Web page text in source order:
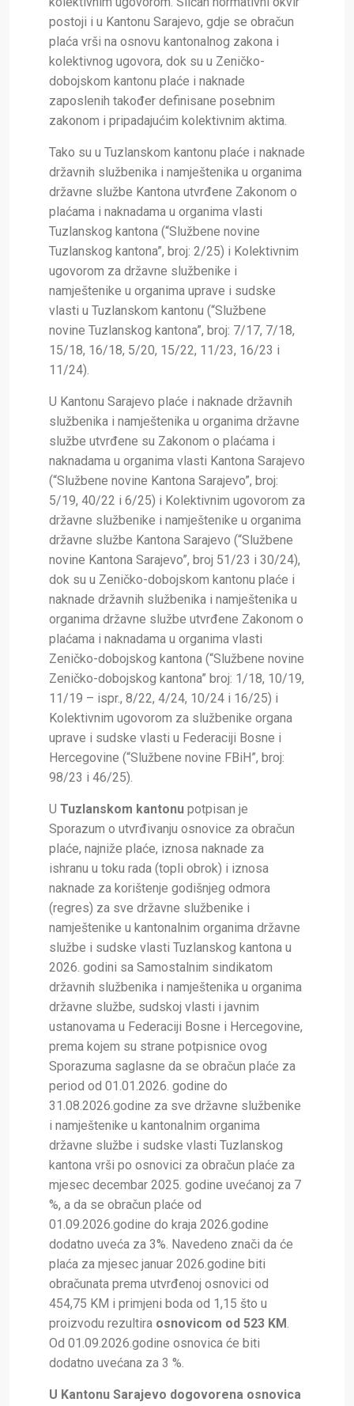
postoji i u Kantonu Sarajevo, gdje se obračun
plaća vrši na osnovu kantonalnog zakona i
kolektivnog ugovora, dok su u Zeničko-
dobojskom kantonu plaće i naknade
zaposlenih također definisane posebnim
zakonom i pripadajućim kolektivnim aktima.
Tako su u Tuzlanskom kantonu plaće i naknade
državnih službenika i namještenika u organima
državne službe Kantona utvrđene Zakonom o
plaćama i naknadama u organima vlasti
Tuzlanskog kantona (“Službene novine
Tuzlanskog kantona”, broj: 2/25) i Kolektivnim
ugovorom za državne službenike i
namještenike u organima uprave i sudske
vlasti u Tuzlanskom kantonu (“Službene
novine Tuzlanskog kantona”, broj: 7/17, 7/18,
15/18, 16/18, 5/20, 15/22, 11/23, 16/23 i
11/24).
U Kantonu Sarajevo plaće i naknade državnih
službenika i namještenika u organima državne
službe utvrđene su Zakonom o plaćama i
naknadama u organima vlasti Kantona Sarajevo
(“Službene novine Kantona Sarajevo”, broj:
5/19, 40/22 i 6/25) i Kolektivnim ugovorom za
državne službenike i namještenike u organima
državne službe Kantona Sarajevo (“Službene
novine Kantona Sarajevo”, broj 51/23 i 30/24),
dok su u Zeničko-dobojskom kantonu plaće i
naknade državnih službenika i namještenika u
organima državne službe utvrđene Zakonom o
plaćama i naknadama u organima vlasti
Zeničko-dobojskog kantona (“Službene novine
Zeničko-dobojskog kantona” broj: 1/18, 10/19,
11/19 – ispr., 8/22, 4/24, 10/24 i 16/25) i
Kolektivnim ugovorom za službenike organa
uprave i sudske vlasti u Federaciji Bosne i
Hercegovine (“Službene novine FBiH”, broj:
98/23 i 46/25).
U Tuzlanskom kantonu potpisan je
Sporazum o utvrđivanju osnovice za obračun
plaće, najniže plaće, iznosa naknade za
ishranu u toku rada (topli obrok) i iznosa
naknade za korištenje godišnjeg odmora
(regres) za sve državne službenike i
namještenike u kantonalnim organima državne
službe i sudske vlasti Tuzlanskog kantona u
2026. godini sa Samostalnim sindikatom
državnih službenika i namještenika u organima
državne službe, sudskoj vlasti i javnim
ustanovama u Federaciji Bosne i Hercegovine,
prema kojem su strane potpisnice ovog
Sporazuma saglasne da se obračun plaće za
period od 01.01.2026. godine do
31.08.2026.godine za sve državne službenike
i namještenike u kantonalnim organima
državne službe i sudske vlasti Tuzlanskog
kantona vrši po osnovici za obračun plaće za
mjesec decembar 2025. godine uvećanoj za 7
%, a da se obračun plaće od
01.09.2026.godine do kraja 2026.godine
dodatno uveća za 3%. Navedeno znači da će
plaća za mjesec januar 2026.godine biti
obračunata prema utvrđenoj osnovici od
454,75 KM i primjeni boda od 1,15 što u
proizvodu rezultira osnovicom od 523 KM.
Od 01.09.2026.godine osnovica će biti
dodatno uvećana za 3 %.
U Kantonu Sarajevo dogovorena osnovica